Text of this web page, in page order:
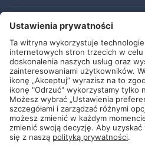
Kontakt
Newsletter
Ogólne warunki i dostawy
Wytyczne i zobowiązania